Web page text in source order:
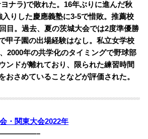
ナラ)で敗れた。16年ぶりに進んだ秋
りした慶應義塾に3-5で惜敗。推薦校
目。過去、夏の茨城大会では2度準優勝
甲子園の出場経験はなし。私立女学校
2000年の共学化のタイミングで野球部
ンドが離れており、限られた練習時間
おさめていることなどが評価された。
・関東大会2022年
—————–